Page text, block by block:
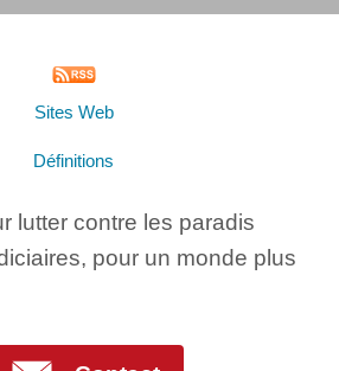
Sites Web
Définitions
lutter contre les paradis
pour un monde plus